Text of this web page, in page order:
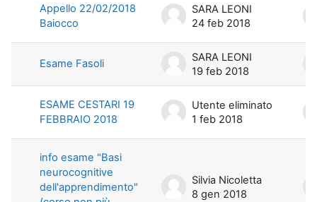
Appello 22/02/2018
Baiocco
SARA LEONI
24 feb 2018
Esame Fasoli
SARA LEONI
19 feb 2018
ESAME CESTARI 19
FEBBRAIO 2018
Utente eliminato
1 feb 2018
info esame "Basi
neurocognitive
dell'apprendimento"
Silvia Nicoletta
8 gen 2018